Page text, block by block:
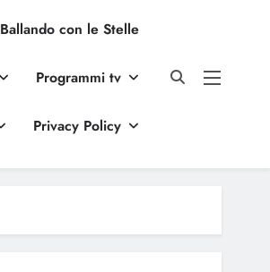
Ballando con le Stelle
Programmi tv
Privacy Policy